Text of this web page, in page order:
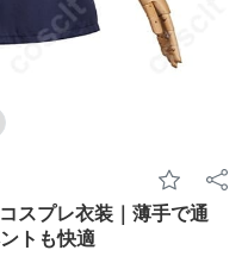
スプレ衣装｜薄手で通
トも快適